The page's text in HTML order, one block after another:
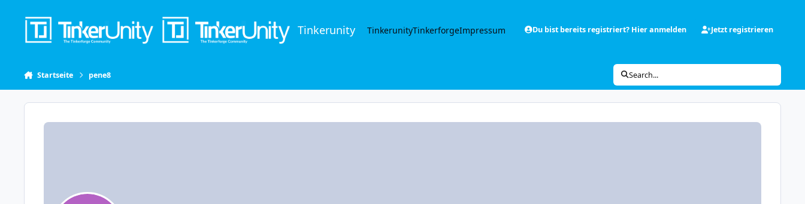
Tinkerunity TinkerunityTinkerforgeImpressum Du bist bereits registriert? Hier anmelden Jetzt registrieren
Startseite pene8 Search...